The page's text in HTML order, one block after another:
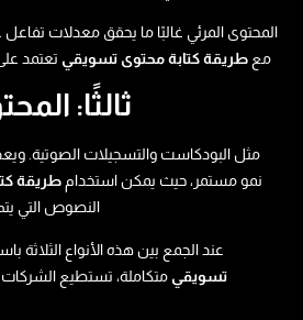
المحتوى المرئي غالبًا ما يحقق معدلات تفاعل
مع طريقة كتابة محتوى تسويقي​ تعتمد
ثالثًا:
مثل البودكاست والتسجيلات الصوتية.
نمو مستمر، حيث يمكن استخدام طريقة
النصوص التي
عند الجمع بين هذه الأنواع الثلاثة
تسويقي​ متكاملة، تستطيع